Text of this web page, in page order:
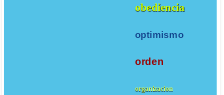
obediencia
optimismo
orden
organizacion